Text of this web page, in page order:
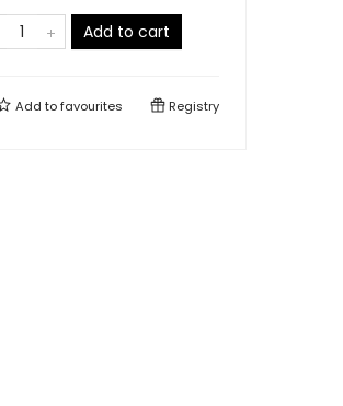
Add to cart
Add tofavourites Registry